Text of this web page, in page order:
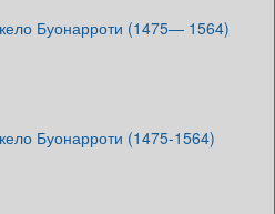
Буонарроти (1475— 1564)
Буонарроти (1475-1564)